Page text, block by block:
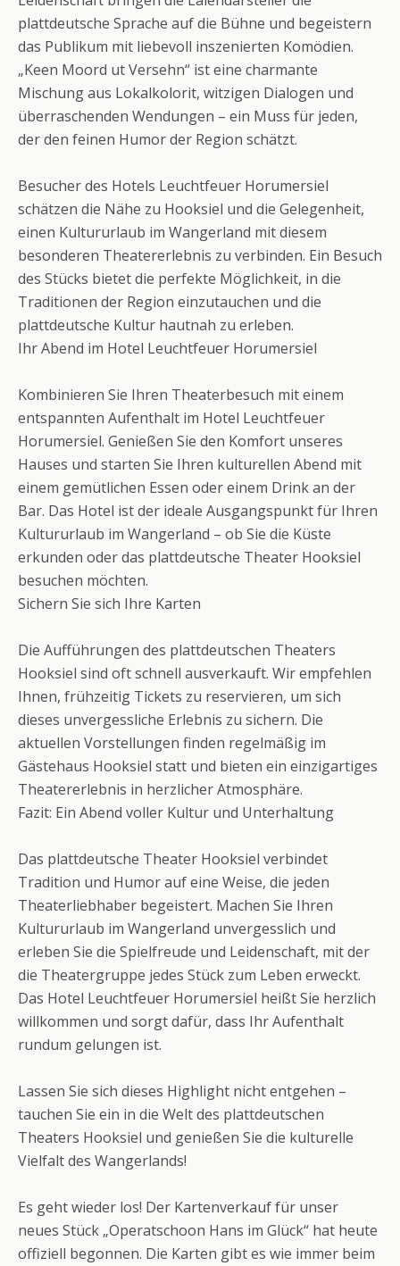
plattdeutsche Sprache auf die Bühne und begeistern
das Publikum mit liebevoll inszenierten Komödien.
„Keen Moord ut Versehn“ ist eine charmante
Mischung aus Lokalkolorit, witzigen Dialogen und
überraschenden Wendungen – ein Muss für jeden,
der den feinen Humor der Region schätzt.
Besucher des Hotels Leuchtfeuer Horumersiel
schätzen die Nähe zu Hooksiel und die Gelegenheit,
einen Kultururlaub im Wangerland mit diesem
besonderen Theatererlebnis zu verbinden. Ein Besuch
des Stücks bietet die perfekte Möglichkeit, in die
Traditionen der Region einzutauchen und die
plattdeutsche Kultur hautnah zu erleben.
Ihr Abend im Hotel Leuchtfeuer Horumersiel
Kombinieren Sie Ihren Theaterbesuch mit einem
entspannten Aufenthalt im Hotel Leuchtfeuer
Horumersiel. Genießen Sie den Komfort unseres
Hauses und starten Sie Ihren kulturellen Abend mit
einem gemütlichen Essen oder einem Drink an der
Bar. Das Hotel ist der ideale Ausgangspunkt für Ihren
Kultururlaub im Wangerland – ob Sie die Küste
erkunden oder das plattdeutsche Theater Hooksiel
besuchen möchten.
Sichern Sie sich Ihre Karten
Die Aufführungen des plattdeutschen Theaters
Hooksiel sind oft schnell ausverkauft. Wir empfehlen
Ihnen, frühzeitig Tickets zu reservieren, um sich
dieses unvergessliche Erlebnis zu sichern. Die
aktuellen Vorstellungen finden regelmäßig im
Gästehaus Hooksiel statt und bieten ein einzigartiges
Theatererlebnis in herzlicher Atmosphäre.
Fazit: Ein Abend voller Kultur und Unterhaltung
Das plattdeutsche Theater Hooksiel verbindet
Tradition und Humor auf eine Weise, die jeden
Theaterliebhaber begeistert. Machen Sie Ihren
Kultururlaub im Wangerland unvergesslich und
erleben Sie die Spielfreude und Leidenschaft, mit der
die Theatergruppe jedes Stück zum Leben erweckt.
Das Hotel Leuchtfeuer Horumersiel heißt Sie herzlich
willkommen und sorgt dafür, dass Ihr Aufenthalt
rundum gelungen ist.
Lassen Sie sich dieses Highlight nicht entgehen –
tauchen Sie ein in die Welt des plattdeutschen
Theaters Hooksiel und genießen Sie die kulturelle
Vielfalt des Wangerlands!
Es geht wieder los! Der Kartenverkauf für unser
neues Stück „Operatschoon Hans im Glück“ hat heute
offiziell begonnen. Die Karten gibt es wie immer beim